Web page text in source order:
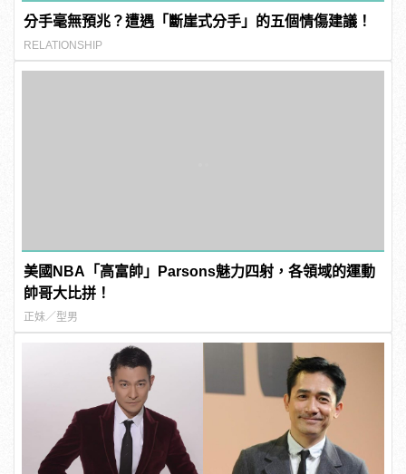
分手毫無預兆？遭遇「斷崖式分手」的五個情傷建議！
RELATIONSHIP
美國NBA「高富帥」Parsons魅力四射，各領域的運動
帥哥大比拼！
正妹／型男